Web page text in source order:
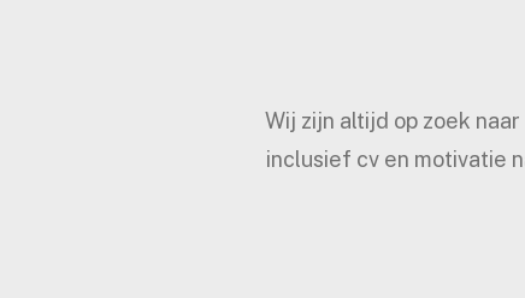
Wij zijn altijd op zoek
inclusief cv en motivatie